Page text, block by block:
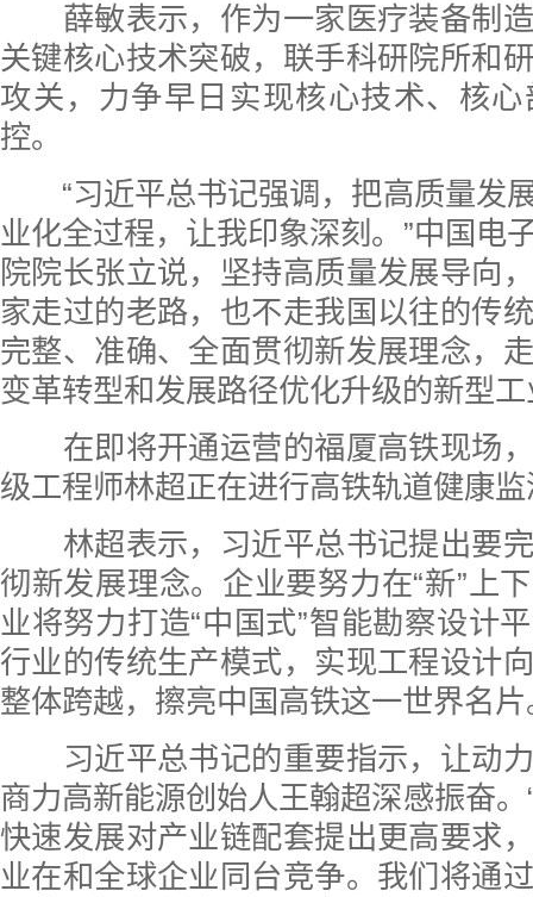
薛敏表示，作为一家医疗装备制造
关键核心技术突破，联手科研院所和
攻关，力争早日实现核心技术、核
控。
“习近平总书记强调，把高质量发
业化全过程，让我印象深刻。”中国电
院院长张立说，坚持高质量发展导向
家走过的老路，也不走我国以往的传
完整、准确、全面贯彻新发展理念，
变革转型和发展路径优化升级的新型
在即将开通运营的福厦高铁现场，
级工程师林超正在进行高铁轨道健康
林超表示，习近平总书记提出要完
彻新发展理念。企业要努力在“新”上
业将努力打造“中国式”智能勘察设计
行业的传统生产模式，实现工程设计
整体跨越，擦亮中国高铁这一世界名片
习近平总书记的重要指示，让动力
商力高新能源创始人王翰超深感振奋
快速发展对产业链配套提出更高要求
业在和全球企业同台竞争。我们将通